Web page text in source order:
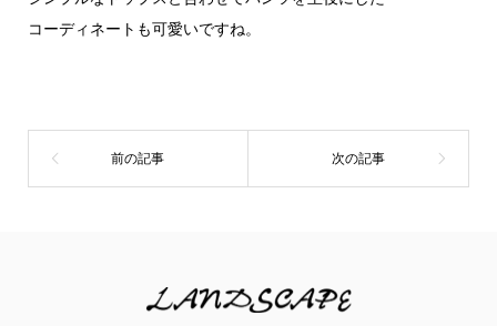
コーディネートも可愛いですね。